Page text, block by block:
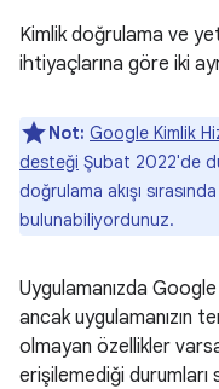
Kimlik doğrulama ve
ihtiyaçlarına göre iki
Not: Google Kimlik
desteği Şubat 2022'de
doğrulama akışı sırasında
bulunabiliyordunuz.
Uygulamanızda
ancak uygulamanızın
olmayan özellikler
erişilemediği